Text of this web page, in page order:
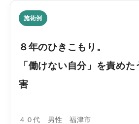
施術例
８年のひきこもり。
「働けない自分」を責め
害
４０代 男性 福津市